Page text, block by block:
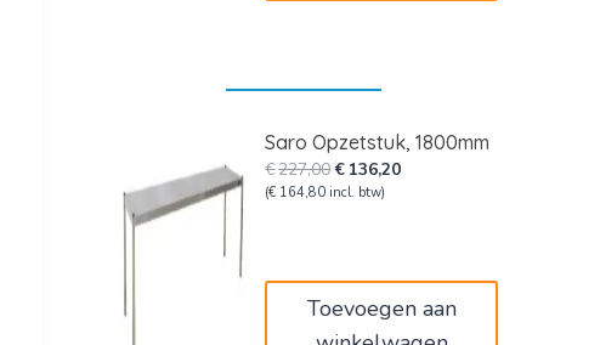
Saro Opzetstuk, 1800mm
€227,00Oorspronkelijke
prijs
€ 136,20Huidige
(€ 164,80 incl. btw)
Toevoegen aan